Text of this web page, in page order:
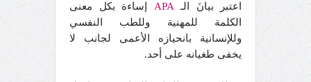
اعتبر بيانَ الـAPA إساءة بكل معنى
الكلمة للمهنية وللطب النفسي
وللإنسانية بانحيازه الأعمى لجانب لا
يخفى طغيانه على أحد.